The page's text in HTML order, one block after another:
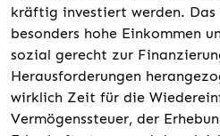
kräftig investiert werden. Das
besonders hohe Einkommen
sozial gerecht zur
Herausforderungen
wirklich Zeit für die
Vermögenssteuer, der